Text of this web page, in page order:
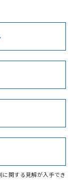
以下を必ずお読
Cr(VI)
式承認
ンス
KR型式
（韓国
No
合状況ページへ
ご検索ください
に関する見解が入手でき